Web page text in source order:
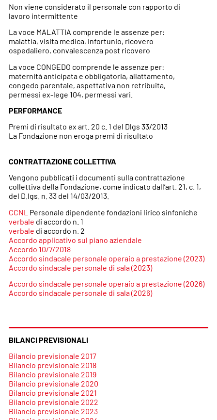
Non viene considerato il personale con rapporto di
lavoro intermittente
La voce MALATTIA comprende le assenze per:
malattia, visita medica, infortunio, ricovero
ospedaliero, convalescenza post ricovero
La voce CONGEDO comprende le assenze per:
maternità anticipata e obbligatoria, allattamento,
congedo parentale, aspettativa non retribuita,
permessi ex-lege 104, permessi vari.
PERFORMANCE
Premi di risultato ex art. 20 c. 1 del Dlgs 33/2013
La Fondazione non eroga premi di risultato
CONTRATTAZIONE COLLETTIVA
Vengono pubblicati i documenti sulla contrattazione
collettiva della Fondazione, come indicato dall’art. 21, c. 1,
del D.lgs. n. 33 del 14/03/2013.
CCNL Personale dipendente fondazioni lirico sinfoniche
verbale di accordo n. 1
verbale di accordo n. 2
Accordo applicativo sul piano aziendale
Accordo 10/7/2018
Accordo sindacale personale operaio a prestazione (2023)
Accordo sindacale personale di sala (2023)
Accordo sindacale personale operaio a prestazione (2026)
Accordo sindacale personale di sala (2026)
BILANCI PREVISIONALI
Bilancio previsionale 2017
Bilancio previsionale 2018
Bilancio previsionale 2019
Bilancio previsionale 2020
Bilancio previsionale 2021
Bilancio previsionale 2022
Bilancio previsionale 2023